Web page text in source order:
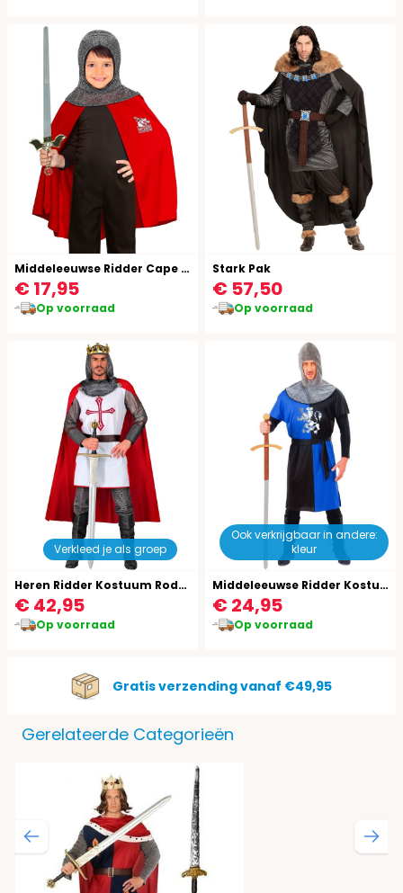
Middeleeuwse Ridder Cape en Kap Kind
€ 17,95
Op voorraad
Stark Pak
€ 57,50
Op voorraad
Verkleed je als groep
Heren Ridder Kostuum Rode Cape
€ 42,95
Op voorraad
Ook verkrijgbaar in andere:
kleur
Middeleeuwse Ridder Kostuum Heren Blauw
€ 24,95
Op voorraad
Gratis verzending vanaf €49,95
Gerelateerde Categorieën